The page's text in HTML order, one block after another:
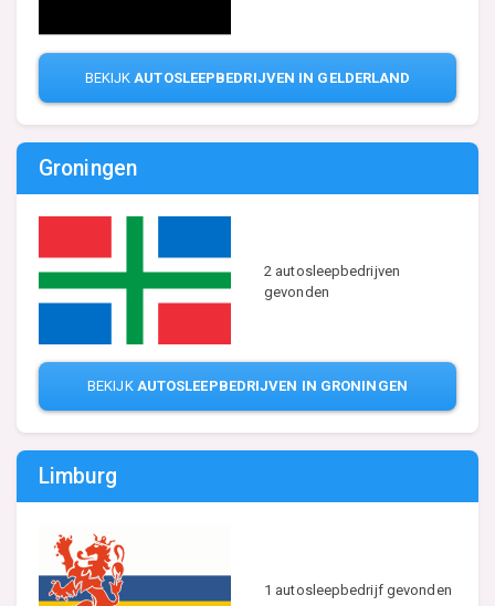
BEKIJK AUTOSLEEPBEDRIJVEN IN GELDERLAND
Groningen
2 autosleepbedrijven
gevonden
BEKIJK AUTOSLEEPBEDRIJVEN IN GRONINGEN
Limburg
1 autosleepbedrijf gevonden